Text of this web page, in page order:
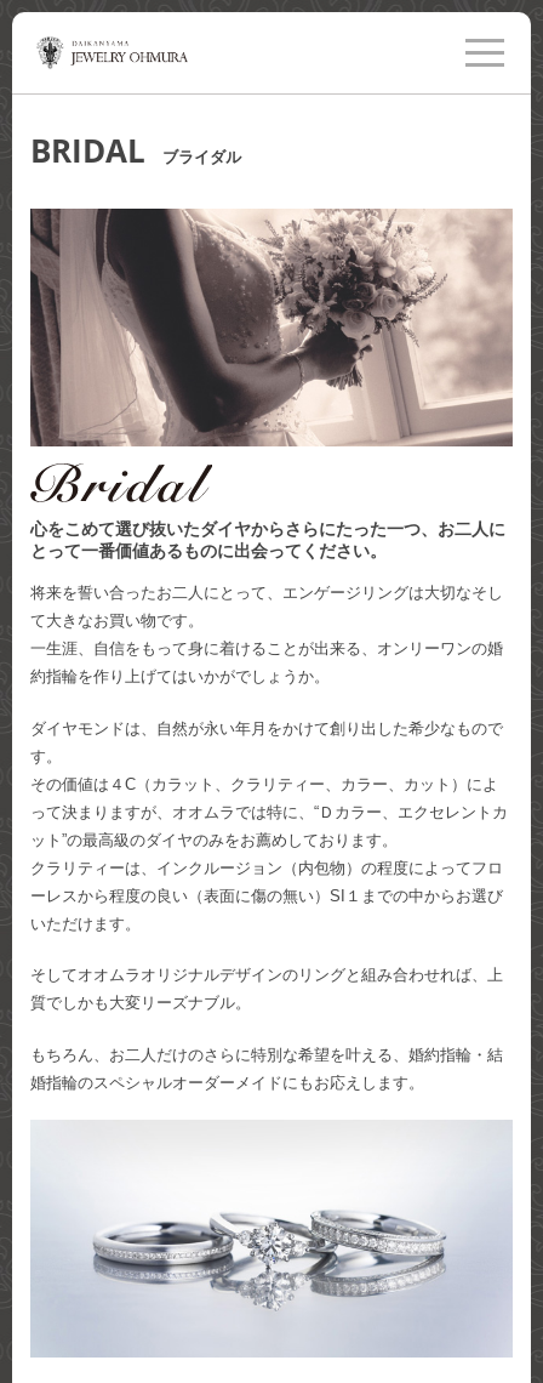
toggle
BRIDAL ブライダル
心をこめて選び抜いたダイヤからさらにたった一つ、お二人に
とって一番価値あるものに出会ってください。
将来を誓い合ったお二人にとって、エンゲージリングは大切なそし
て大きなお買い物です。
一生涯、自信をもって身に着けることが出来る、オンリーワンの婚
約指輪を作り上げてはいかがでしょうか。
ダイヤモンドは、自然が永い年月をかけて創り出した希少なもので
す。
その価値は４C（カラット、クラリティー、カラー、カット）によ
って決まりますが、オオムラでは特に、“Ｄカラー、エクセレントカ
ット”の最高級のダイヤのみをお薦めしております。
クラリティーは、インクルージョン（内包物）の程度によってフロ
ーレスから程度の良い（表面に傷の無い）SI１までの中からお選び
いただけます。
そしてオオムラオリジナルデザインのリングと組み合わせれば、上
質でしかも大変リーズナブル。
もちろん、お二人だけのさらに特別な希望を叶える、婚約指輪・結
婚指輪のスペシャルオーダーメイドにもお応えします。